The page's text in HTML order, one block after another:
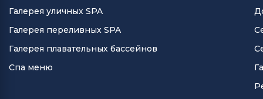
Галерея уличных SPA
Галерея переливных SPA
Галерея плавательных бассейнов
Спа меню